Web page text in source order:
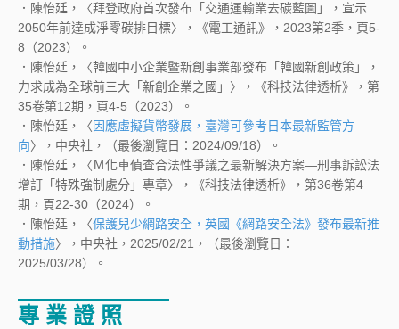
．陳怡廷，〈拜登政府首次發布「交通運輸業去碳藍圖」，宣示
2050年前達成淨零碳排目標〉，《電工通訊》，2023第2季，頁5-
8（2023）。
．陳怡廷，〈韓國中小企業暨新創事業部發布「韓國新創政策」，
力求成為全球前三大「新創企業之國」〉，《科技法律透析》，第
35卷第12期，頁4-5（2023）。
．陳怡廷，〈因應虛擬貨幣發展，臺灣可參考日本最新監管方
向〉，中央社，（最後瀏覽日：2024/09/18）。
．陳怡廷，〈Ｍ化車偵查合法性爭議之最新解決方案—刑事訴訟法
增訂「特殊強制處分」專章〉，《科技法律透析》，第36卷第4
期，頁22-30（2024）。
．陳怡廷，〈保護兒少網路安全，英國《網路安全法》發布最新推
動措施〉，中央社，2025/02/21，（最後瀏覽日：
2025/03/28）。
專 業 證 照